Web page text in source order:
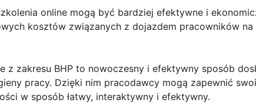
online mogą być bardziej efektywne i
kosztów związanych z dojazdem pracowników
z zakresu BHP to nowoczesny i efektywny sposób
pracy. Dzięki nim pracodawcy mogą zapewnić
w sposób łatwy, interaktywny i efektywny.